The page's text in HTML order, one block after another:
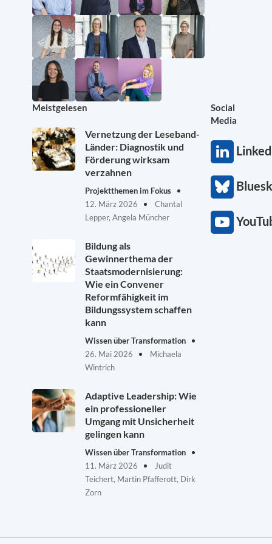
Meistgelesen
Vernetzung der Leseband-
Länder: Diagnostik und
Förderung wirksam
verzahnen
Projektthemen im Fokus
12. März 2026
Chantal
Lepper, Angela Müncher
Bildung als
Gewinnerthema der
Staatsmodernisierung:
Wie ein Convener
Reformfähigkeit im
Bildungssystem schaffen
kann
Wissen über Transformation
26. Mai 2026
Michaela
Wintrich
Adaptive Leadership: Wie
ein professioneller
Umgang mit Unsicherheit
gelingen kann
Wissen über Transformation
11. März 2026
Judit
Teichert, Martin Pfafferott, Dirk
Zorn
Social
Media